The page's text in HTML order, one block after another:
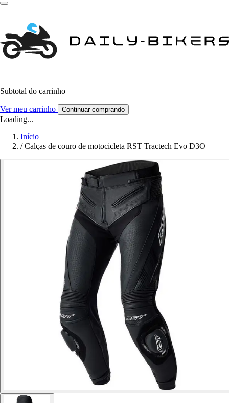
Subtotal do carrinho
Ver meu carrinho Continuar comprando
Loading...
Início
/ Calças de couro de motocicleta RST Tractech Evo D3O